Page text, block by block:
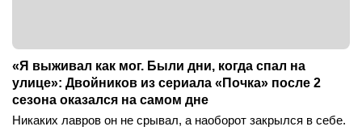
«Я выживал как мог. Были дни, когда спал на
улице»: Двойников из сериала «Почка» после 2
сезона оказался на самом дне
Никаких лавров он не срывал, а наоборот закрылся в себе.